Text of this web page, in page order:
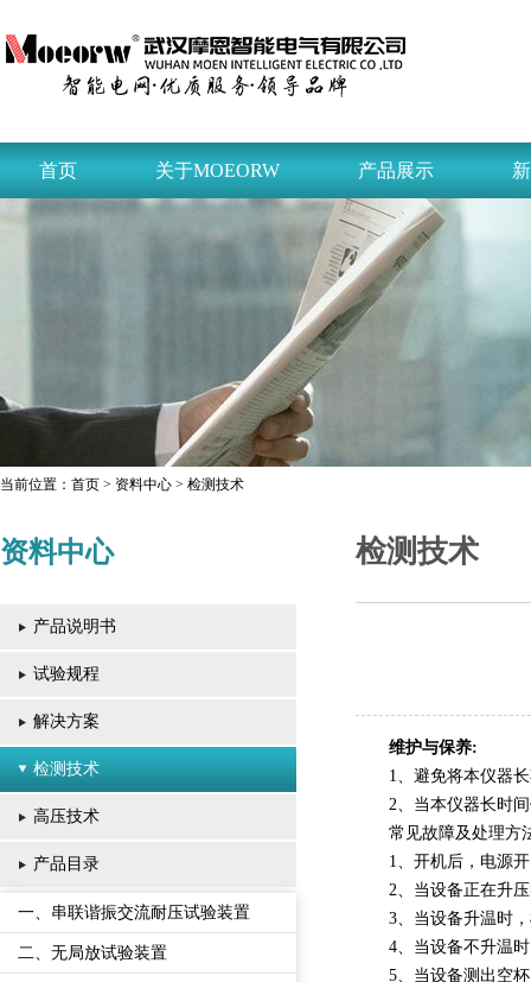
首页 关于MOEORW 产品展示
当前位置： 首页 > 资料中心 > 检测技术
资料中心
产品说明书
试验规程
解决方案
检测技术
高压技术
产品目录
一、串联谐振交流耐压试验装置
二、无局放试验装置
检测技术
维护与保养:
1、避免将本仪器
2、当本仪器长时
常见故障及处理方
1、开机后，电源
2、当设备正在升
3、当设备升温时
4、当设备不升温
5、当设备测出空